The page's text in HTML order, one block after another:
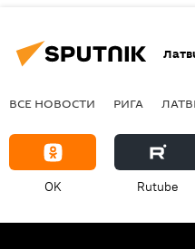
ВСЕ НОВОСТИ РИГА
OK Rutube